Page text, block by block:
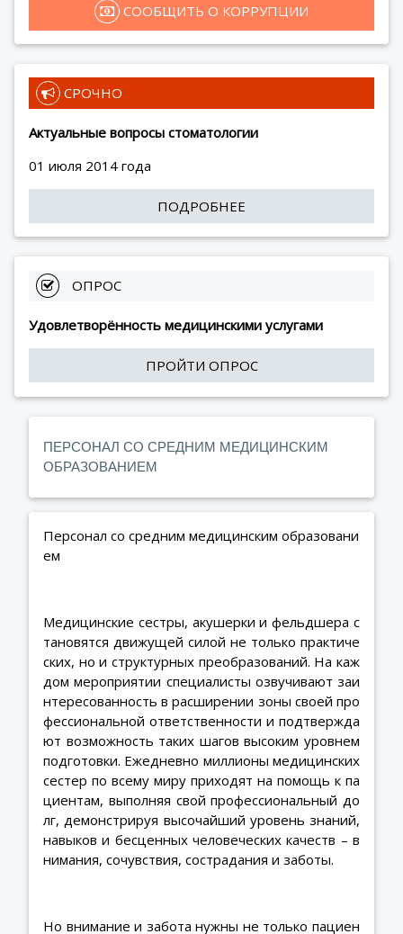
СООБЩИТЬ О КОРРУПЦИИ
СРОЧНО
Актуальные вопросы стоматологии
01 июля 2014 года
ПОДРОБНЕЕ
ОПРОС
Удовлетворённость медицинскими услугами
ПРОЙТИ ОПРОС
ПЕРСОНАЛ СО СРЕДНИМ МЕДИЦИНСКИМ
ОБРАЗОВАНИЕМ
Персонал со средним медицинским образовани
ем
Медицинские сестры, акушерки и фельдшера с
тановятся движущей силой не только практиче
ских, но и структурных преобразований. На каж
дом мероприятии специалисты озвучивают заи
нтересованность в расширении зоны своей про
фессиональной ответственности и подтвержда
ют возможность таких шагов высоким уровнем
подготовки. Ежедневно миллионы медицинских
сестер по всему миру приходят на помощь к па
циентам, выполняя свой профессиональный до
лг, демонстрируя высочайший уровень знаний,
навыков и бесценных человеческих качеств – в
нимания, сочувствия, сострадания и заботы.
Но внимание и забота нужны не только пациен